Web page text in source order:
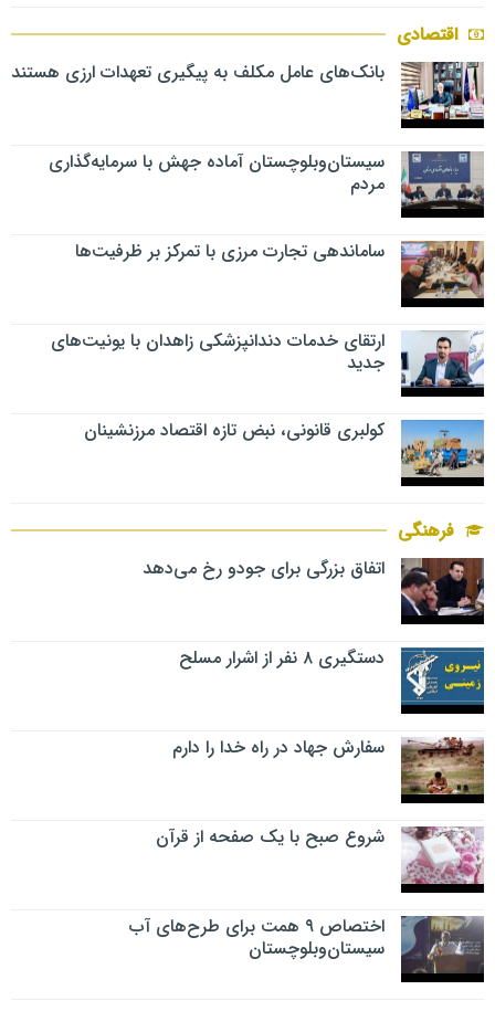
اقتصادی
بانک‌های عامل مکلف به پیگیری تعهدات ارزی هستند
سیستان‌وبلوچستان آماده جهش با سرمایه‌گذاری
مردم
ساماندهی تجارت مرزی با تمرکز بر ظرفیت‌ها
ارتقای خدمات دندانپزشکی زاهدان با یونیت‌های
جدید
کولبری قانونی، نبض تازه اقتصاد مرزنشینان
فرهنگی
اتفاق بزرگی برای جودو رخ می‌دهد
دستگیری ۸ نفر از اشرار مسلح
سفارش جهاد در راه خدا را دارم
شروع صبح با یک صفحه از قرآن
اختصاص ۹ همت برای طرح‌های آب
سیستان‌وبلوچستان